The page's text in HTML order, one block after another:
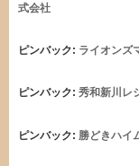
式会社
ピンバック: ライオンズ
ピンバック: 秀和新川レ
ピンバック: 勝どきハイ